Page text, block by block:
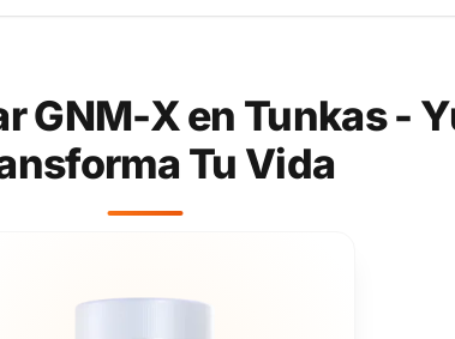
GNM-X en Tunkas -
Tu Vida